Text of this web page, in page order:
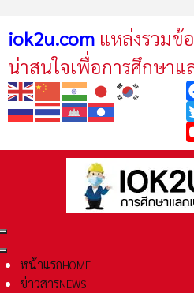
iok2u.com แหล่งรวมข้
น่าสนใจเพื่อการศึกษาแ
หน้าแรกHOME
ข่าวสารNEWS